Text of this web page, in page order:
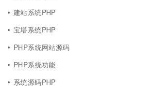
建站系统PHP
宝塔系统PHP
PHP系统网站源码
PHP系统功能
系统源码PHP